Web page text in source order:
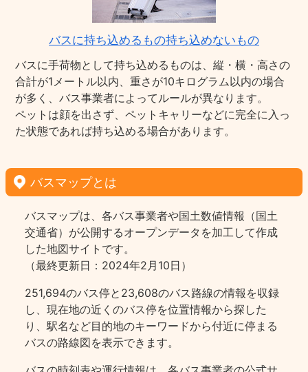
バスに持ち込めるもの持ち込めないもの
バスに手荷物として持ち込めるものは、縦・横・高さの
合計が1メートル以内、重さが10キログラム以内の場合
が多く、バス事業者によってルールが異なります。
ペットは顔を出さず、ペットキャリーなどに完全に入っ
た状態であれば持ち込める場合があります。
バスマップとは
バスマップは、各バス事業者や国土数値情報（国土
交通省）が公開するオープンデータを加工して作成
した地図サイトです。
（最終更新日：2024年2月10日）
251,694のバス停と23,608のバス路線の情報を収録
し、現在地の近くのバス停を位置情報から探した
り、駅名など目的地のキーワードから付近に停まる
バスの路線図を表示できます。